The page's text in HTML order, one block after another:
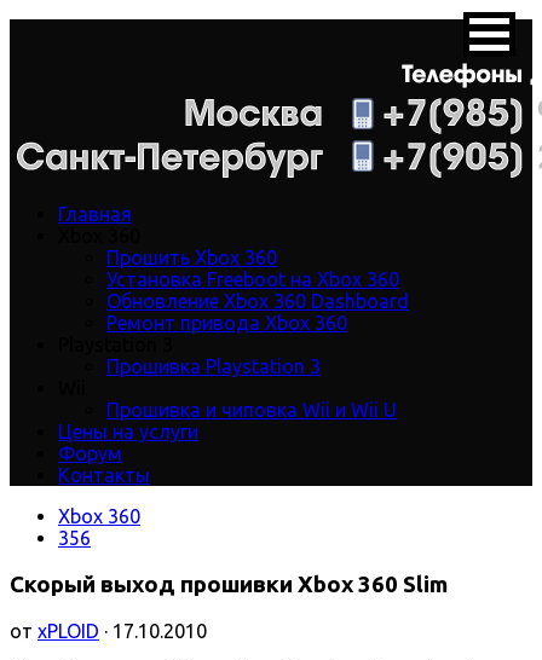
Главная
Прошить Xbox 360
Установка Freeboot на Xbox 360
Обновление Xbox 360 Dashboard
Ремонт привода Xbox 360
Прошивка Playstation 3
Прошивка и чиповка Wii и Wii U
Цены на услуги
Форум
Контакты
Xbox 360
356
Скорый выход прошивки Xbox 360 Slim
от xPLOID · 17.10.2010